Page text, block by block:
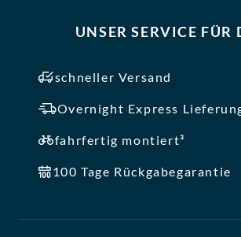
UNSER SERVICE FÜR
schneller Versand
Overnight Express
fahrfertig montiert³
100 Tage Rückgabegarantie